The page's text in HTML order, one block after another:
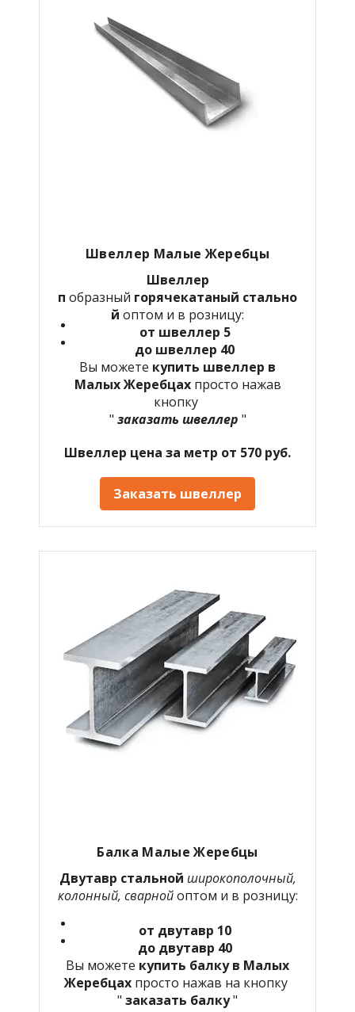
Швеллер Малые Жеребцы
Швеллер
п образный горячекатаный стально
й оптом и в розницу:
от швеллер 5
до швеллер 40
Вы можете купить швеллер в
Малых Жеребцах просто нажав
кнопку
" заказать швеллер "
Швеллер цена за метр от 570 руб.
Заказать швеллер
Балка Малые Жеребцы
Двутавр стальной широкополочный,
колонный, сварнойоптом и в розницу:
от двутавр 10
до двутавр 40
Вы можете купить балку в Малых
Жеребцах просто нажав на кнопку
" заказать балку"